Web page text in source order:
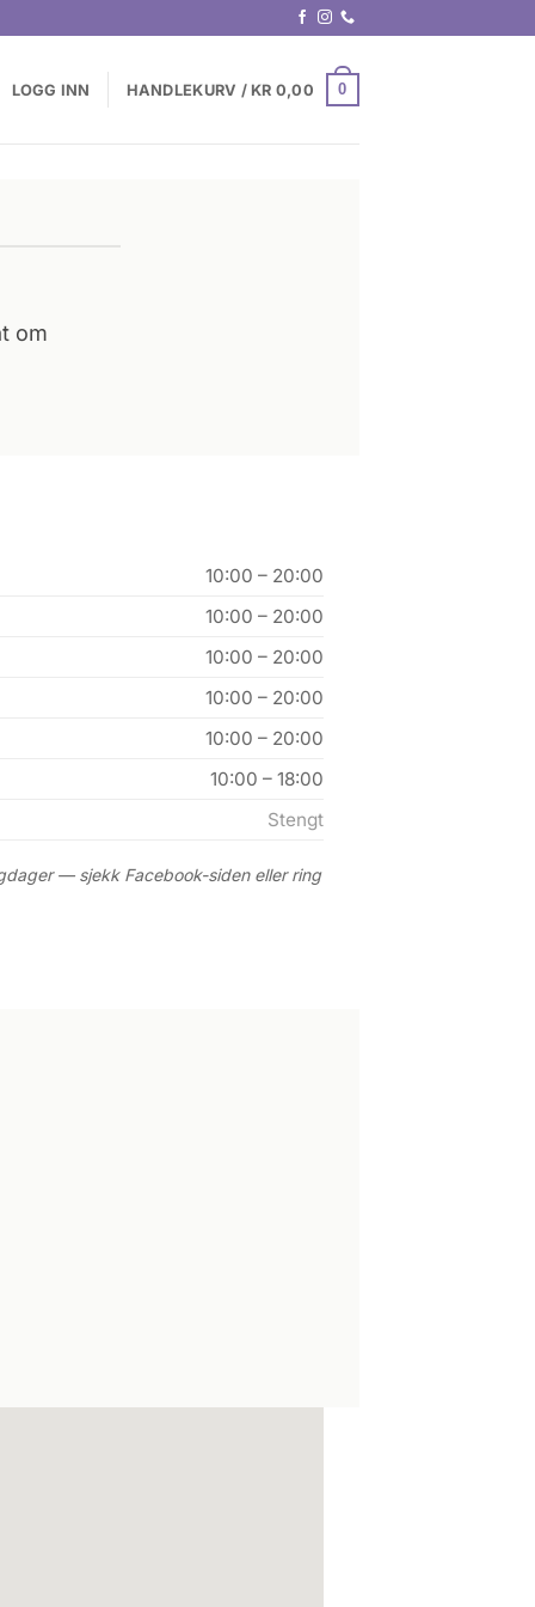
LOGG INN HANDLEKURV /KR 0,00 0
om
10:00 – 20:00
10:00 – 20:00
10:00 – 20:00
10:00 – 20:00
10:00 – 20:00
10:00 – 18:00
Stengt
— sjekk Facebook-siden eller ring